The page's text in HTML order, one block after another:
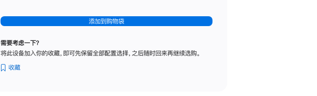
-
纳
理
添加到购物袋
需要考虑一下？
将此设备加入你的收藏，即可先保留全部配置选择，之后随时回来再继续选购。
收藏